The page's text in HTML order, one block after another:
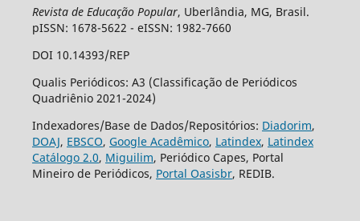
Revista de Educação Popular, Uberlândia, MG, Brasil.
pISSN: 1678-5622 - eISSN: 1982-7660
DOI 10.14393/REP
Qualis Periódicos: A3 (Classificação de Periódicos
Quadriênio 2021-2024)
Indexadores/Base de Dados/Repositórios: Diadorim,
DOAJ, EBSCO, Google Acadêmico, Latindex, Latindex
Catálogo 2.0, Miguilim, Periódico Capes, Portal
Mineiro de Periódicos, Portal Oasisbr, REDIB.